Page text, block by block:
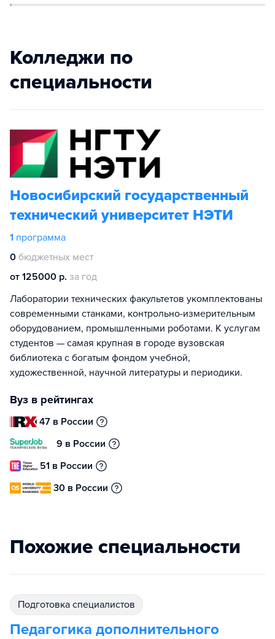
Колледжи по
специальности
Новосибирский государственный
технический университет НЭТИ
1 программа
0 бюджетных мест
от 125000 р. за год
Лаборатории технических факультетов укомплектованы
современными станками, контрольно-измерительным
оборудованием, промышленными роботами. К услугам
студентов — самая крупная в городе вузовская
библиотека с богатым фондом учебной,
художественной, научной литературы и периодики.
Вуз в рейтингах
47 в России
9 в России
51 в России
30 в России
Похожие специальности
подготовка специалистов
Педагогика дополнительного